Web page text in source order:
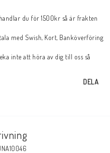
du för 1500kr så är frakten
med Swish, Kort, Banköverföring
inte att höra av dig till oss så
DELA